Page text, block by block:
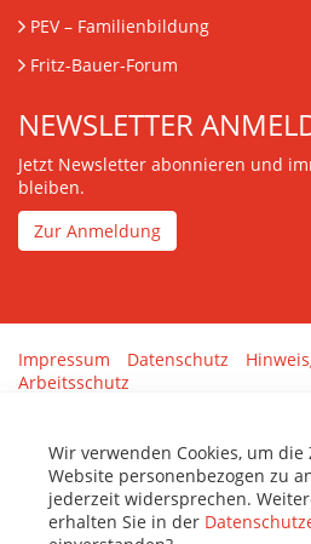
PEV– Familienbildung
Fritz-Bauer-Forum
NEWSLETTER
Jetzt Newsletter abonnieren und
bleiben.
Zur Anmeldung
Impressum Datenschutz
Arbeitsschutz
Wir verwenden Cookies, um
Website personenbezogen zu
jederzeit widersprechen.
erhalten Sie in der